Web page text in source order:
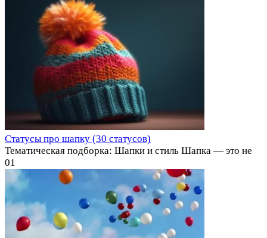
Статусы про шапку (30 статусов)
Тематическая подборка: Шапки и стиль Шапка — это не
01